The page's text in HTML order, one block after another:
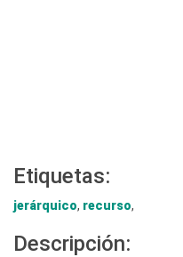
Etiquetas:
jerárquico, recurso,
Descripción: